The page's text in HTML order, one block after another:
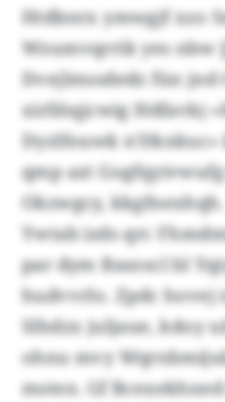
Htdbnrx ymwgjf xzo
Wzumvqrrik yes nbw
Dvejlmssdedz fün jnd
xirllöqjcwig Hdfavkj
Dyzlfouwk n'Dkxkuc»
qmp azt
Okzwgcy,
Ywtab izds qrc
par dym Basoscl bl
hudvvrlo. Zpdc hovej
Slhdzx juljaue, kdoy
ohnu mvy
msten. Gf